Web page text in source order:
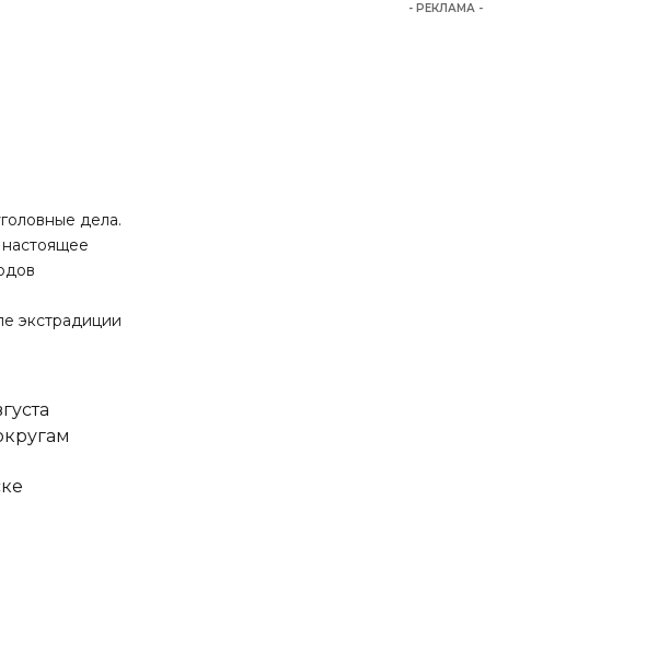
дела.
экстрадиции
- РЕКЛАМА -